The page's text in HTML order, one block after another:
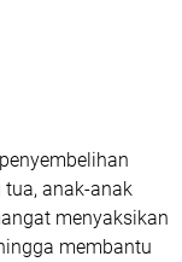
tua, anak-anak
menyaksikan
membantu